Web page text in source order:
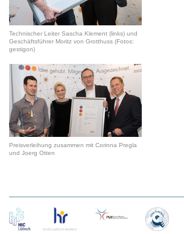
Technischer Leiter Sascha Klement (links) und
Geschäftsführer Moritz von Grotthuss (Fotos:
gestigon)
Preisverleihung zusammen mit Corinna Pregla
und Joerg Otten